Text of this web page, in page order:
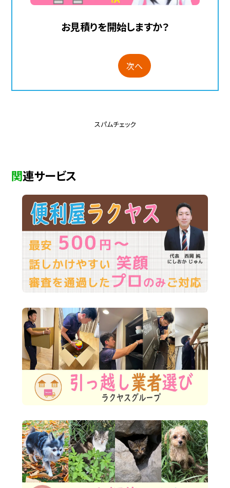
お見積りを開始しますか？
次へ
スパムチェック
関連サービス